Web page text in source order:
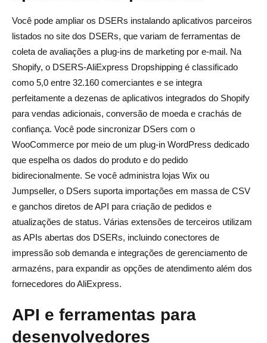
Você pode ampliar os DSERs instalando aplicativos parceiros
listados no site dos DSERs, que variam de ferramentas de
coleta de avaliações a plug-ins de marketing por e-mail. Na
Shopify, o DSERS-AliExpress Dropshipping é classificado
como 5,0 entre 32.160 comerciantes e se integra
perfeitamente a dezenas de aplicativos integrados do Shopify
para vendas adicionais, conversão de moeda e crachás de
confiança. Você pode sincronizar DSers com o
WooCommerce por meio de um plug-in WordPress dedicado
que espelha os dados do produto e do pedido
bidirecionalmente. Se você administra lojas Wix ou
Jumpseller, o DSers suporta importações em massa de CSV
e ganchos diretos de API para criação de pedidos e
atualizações de status. Várias extensões de terceiros utilizam
as APIs abertas dos DSERs, incluindo conectores de
impressão sob demanda e integrações de gerenciamento de
armazéns, para expandir as opções de atendimento além dos
fornecedores do AliExpress.
API e ferramentas para
desenvolvedores